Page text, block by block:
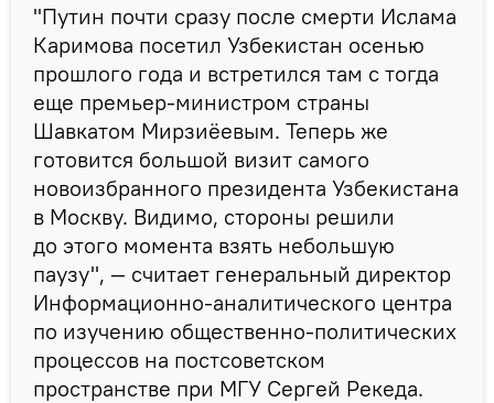
"Путин почти сразу после смерти Ислама
Каримова посетил Узбекистан осенью
прошлого года и встретился там с тогда
еще премьер-министром страны
Шавкатом Мирзиёевым. Теперь же
готовится большой визит самого
новоизбранного президента Узбекистана
в Москву. Видимо, стороны решили
до этого момента взять небольшую
паузу", — считает генеральный директор
Информационно-аналитического центра
по изучению общественно-политических
процессов на постсоветском
пространстве при МГУ Сергей Рекеда.